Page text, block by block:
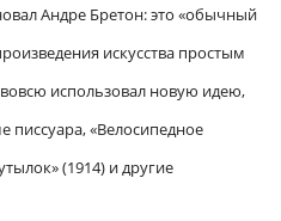
Андре Бретон: это «обычный
искусства простым
использовал новую идею,
писсуара, «Велосипедное
(1914) и другие